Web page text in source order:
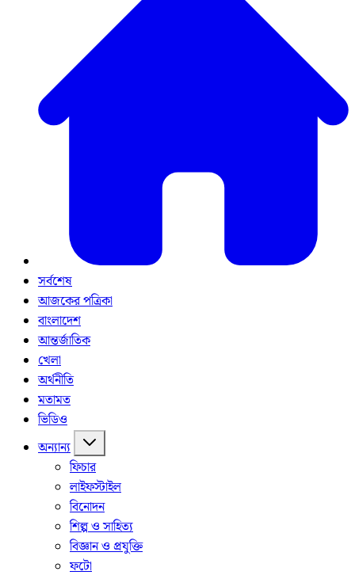
সর্বশেষ
আজকের পত্রিকা
বাংলাদেশ
আন্তর্জাতিক
খেলা
অর্থনীতি
মতামত
ভিডিও
অন্যান্য
ফিচার
লাইফস্টাইল
বিনোদন
শিল্প ও সাহিত্য
বিজ্ঞান ও প্রযুক্তি
ফটো